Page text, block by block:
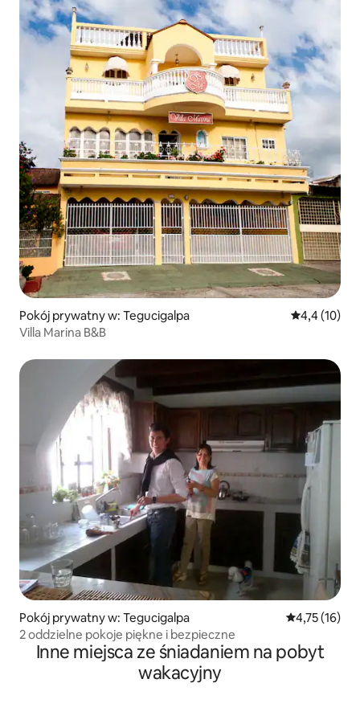
Pokój prywatny w: Tegucigalpa Średnia
4,4 (10)
Villa Marina B&B
Pokój prywatny w: Tegucigalpa Średnia
4,75 (16)
2 oddzielne pokoje piękne i bezpieczne
Inne miejsca ze śniadaniem na pobyt
wakacyjny